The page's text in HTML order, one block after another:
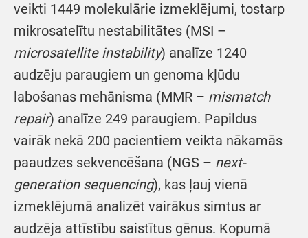
veikti 1449 molekulārie izmeklējumi, tostarp
mikrosatelītu nestabilitātes (MSI –
microsatellite instability) analīze 1240
audzēju paraugiem un genoma kļūdu
labošanas mehānisma (MMR – mismatch
repair) analīze 249 paraugiem. Papildus
vairāk nekā 200 pacientiem veikta nākamās
paaudzes sekvencēšana (NGS – next-
generation sequencing), kas ļauj vienā
izmeklējumā analizēt vairākus simtus ar
audzēja attīstību saistītus gēnus. Kopumā